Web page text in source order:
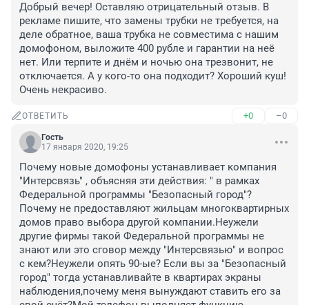
Добрый вечер! Оставляю отрицательный отзыв. В
рекламе пишите, что замены трубки не требуется, на
деле обратное, ваша трубка не совместима с нашим
домофоном, выложите 400 рубле и гарантии на неё
нет. Или терпите и днём и ночью она трезвонит, не
отключается. А у кого-то она подходит? Хороший куш!
Очень некрасиво.
ОТВЕТИТЬ +0 –0
Гость
17 января 2020, 19:25
Почему новые домофоны устанавливает компания
"Интерсвязь" , объясняя эти действия: " в рамках
Федеральной программы "Безопасный город"?
Почему не предоставляют жильцам многоквартирных
домов право выбора другой компании.Неужели
другие фирмы такой Федеральной программы не
знают или это сговор между "Интерсвязью" и вопрос
с кем?Неужели опять 90-ые? Если вы за "Безопасный
город" тогда устанавливайте в квартирах экраны
наблюдения,почему меня вынуждают ставить его за